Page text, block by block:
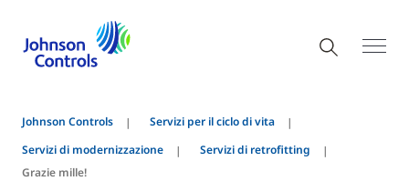
Johnson Controls
Servizi per il ciclo di vita
Servizi di modernizzazione
Servizi di retrofitting
Grazie mille!